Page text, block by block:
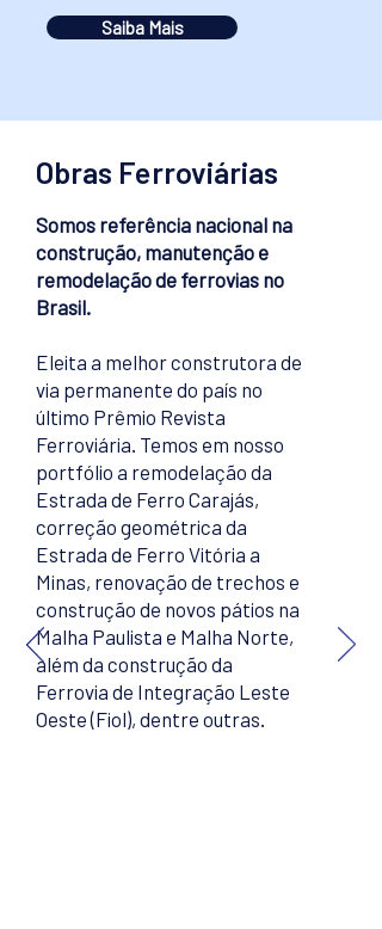
Saiba Mais
Obras Ferroviárias
Somos referência nacional na
construção, manutenção e
remodelação de ferrovias no
Brasil.
Eleita a melhor construtora de
via permanente do país no
último Prêmio Revista
Ferroviária. Temos em nosso
portfólio a remodelação da
Estrada de Ferro Carajás,
correção geométrica da
Estrada de Ferro Vitória a
Minas, renovação de trechos e
construção de novos pátios na
Malha Paulista e Malha Norte,
além da construção da
Ferrovia de Integração Leste
Oeste (Fiol), dentre outras.